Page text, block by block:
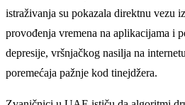
istraživanja su pokazala direktnu vezu
provođenja vremena na aplikacijama i
depresije, vršnjačkog nasilja na
poremećaja pažnje kod tinejdžera.